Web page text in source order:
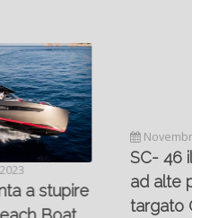
Novembre 6, 2022
SC- 46 il catamarano
ad alte prestazioni
targato Outerlimits.